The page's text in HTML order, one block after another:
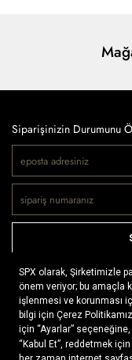
Siparişinizin Durumunu
Doğaya ve spora
kategorilerde sunduğu
ekipman ve aksesuarlar
buluşmayı mümkün